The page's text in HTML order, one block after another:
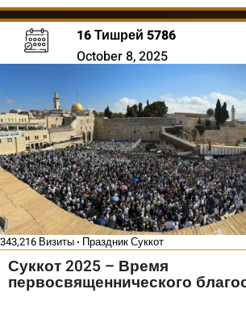
16 Тишрей 5786
October 8, 2025
343,216 Визиты Праздник Суккот
Суккот 2025 – Время
первосвященнического